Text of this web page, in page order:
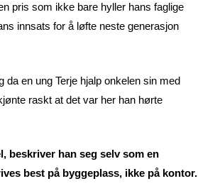
pris som ikke bare hyller hans faglige
innsats for å løfte neste generasjon
da en ung Terje hjalp onkelen sin med
raskt at det var her han hørte
beskriver han seg selv som en
best på byggeplass, ikke på kontor.